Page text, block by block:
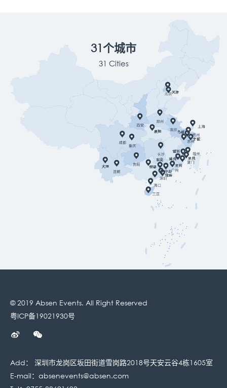
31个城市
31 Cities
© 2019 Absen Events. All Right Reserved
粤ICP备19021930号
Add： 深圳市龙岗区坂田街道雪岗路2018号天安云谷4栋1605室
E-mail： absenevents@absen.com